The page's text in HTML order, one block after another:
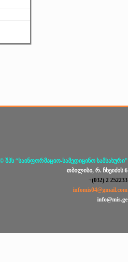
© შპს “საინფორმაციო-სამედიცინო სამსახური”
თბილისი, რ. ჩხეიძის 6
+(032) 2 252233
infomis04@gmail.com
info@mis.ge